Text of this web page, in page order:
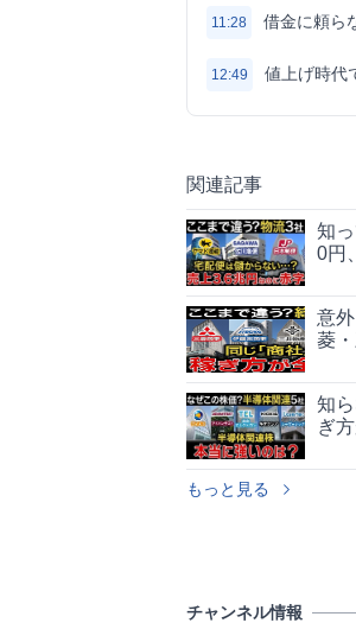
11:28 借金に頼ら
12:49 値上げ時代
関連記事
知
0円
意
菱
知
ぎ
もっと見る
チャンネル情報